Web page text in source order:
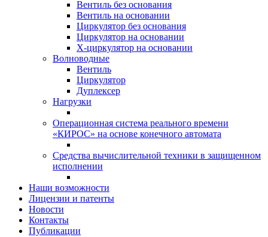
Вентиль без основания
Вентиль на основании
Циркулятор без основания
Циркулятор на основании
Х-циркулятор на основании
Волноводные
Вентиль
Циркулятор
Дуплексер
Нагрузки
Операционная система реального времени
«КИРОС» на основе конечного автомата
Средства вычислительной техники в защищенном
исполнении
Наши возможности
Лицензии и патенты
Новости
Контакты
Публикации